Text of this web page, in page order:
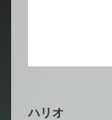
ハリオ